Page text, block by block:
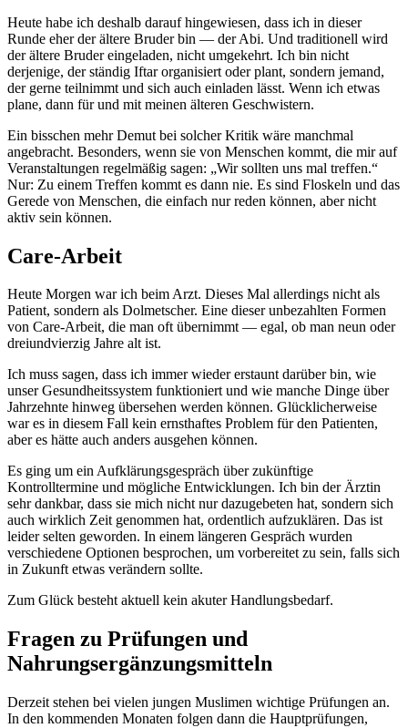
Heute habe ich deshalb darauf hingewiesen, dass ich in dieser
Runde eher der ältere Bruder bin — der Abi. Und traditionell wird
der ältere Bruder eingeladen, nicht umgekehrt. Ich bin nicht
derjenige, der ständig Iftar organisiert oder plant, sondern jemand,
der gerne teilnimmt und sich auch einladen lässt. Wenn ich etwas
plane, dann für und mit meinen älteren Geschwistern.
Ein bisschen mehr Demut bei solcher Kritik wäre manchmal
angebracht. Besonders, wenn sie von Menschen kommt, die mir auf
Veranstaltungen regelmäßig sagen: „Wir sollten uns mal treffen.“
Nur: Zu einem Treffen kommt es dann nie. Es sind Floskeln und das
Gerede von Menschen, die einfach nur reden können, aber nicht
aktiv sein können.
Care-Arbeit
Heute Morgen war ich beim Arzt. Dieses Mal allerdings nicht als
Patient, sondern als Dolmetscher. Eine dieser unbezahlten Formen
von Care-Arbeit, die man oft übernimmt — egal, ob man neun oder
dreiundvierzig Jahre alt ist.
Ich muss sagen, dass ich immer wieder erstaunt darüber bin, wie
unser Gesundheitssystem funktioniert und wie manche Dinge über
Jahrzehnte hinweg übersehen werden können. Glücklicherweise
war es in diesem Fall kein ernsthaftes Problem für den Patienten,
aber es hätte auch anders ausgehen können.
Es ging um ein Aufklärungsgespräch über zukünftige
Kontrolltermine und mögliche Entwicklungen. Ich bin der Ärztin
sehr dankbar, dass sie mich nicht nur dazugebeten hat, sondern sich
auch wirklich Zeit genommen hat, ordentlich aufzuklären. Das ist
leider selten geworden. In einem längeren Gespräch wurden
verschiedene Optionen besprochen, um vorbereitet zu sein, falls sich
in Zukunft etwas verändern sollte.
Zum Glück besteht aktuell kein akuter Handlungsbedarf.
Fragen zu Prüfungen und
Nahrungsergänzungsmitteln
Derzeit stehen bei vielen jungen Muslimen wichtige Prüfungen an.
In den kommenden Monaten folgen dann die Hauptprüfungen,